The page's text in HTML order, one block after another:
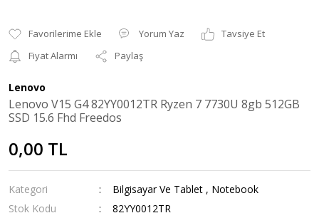
Yorum Yaz
Tavsiye Et
Fiyat Alarmı
Paylaş
Lenovo
Lenovo V15 G4 82YY0012TR Ryzen 7 7730U 8gb 512GB
SSD 15.6 Fhd Freedos
0,00 TL
Kategori Bilgisayar Ve Tablet , Notebook
Stok Kodu
82YY0012TR